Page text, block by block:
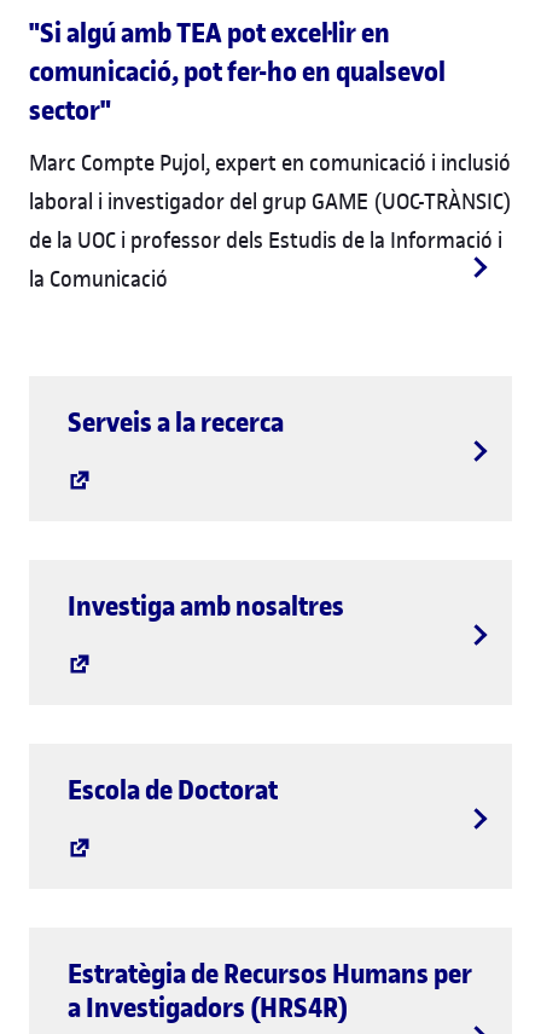
"Si algú amb TEA pot excel·lir en
comunicació, pot fer-ho en qualsevol
sector"
Marc Compte Pujol, expert en comunicació i inclusió
laboral i investigador del grup GAME (UOC-TRÀNSIC)
de la UOC i professor dels Estudis de la Informació i
la Comunicació
Serveis a la recerca
Investiga amb nosaltres
Escola de Doctorat
Estratègia de Recursos Humans per
a Investigadors (HRS4R)